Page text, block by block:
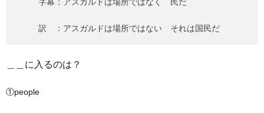
字幕：アスガルドは場所ではなく 民だ
訳 ：アスガルドは場所ではない それは国民だ
＿＿に入るのは？
①people